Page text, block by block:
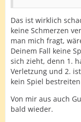
Das ist wirklich
keine Schmerzen
man mich fragt,
Deinem Fall keine
sich zieht, denn 1.
Verletzung und 2.
kein Spiel
Von mir aus auch
bald wieder.